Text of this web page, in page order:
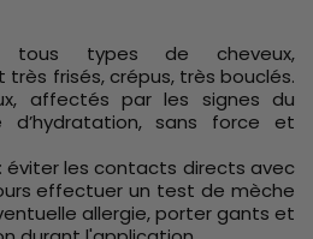
tous types de cheveux,
frisés, crépus, très bouclés.
affectés par les signes du
d’hydratation, sans force et
éviter les contacts directs avec
effectuer un test de mèche
allergie, porter gants et